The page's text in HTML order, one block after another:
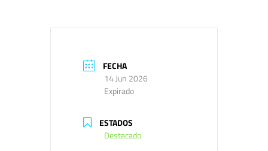
FECHA
14 Jun 2026
Expirado
ESTADOS
Destacado